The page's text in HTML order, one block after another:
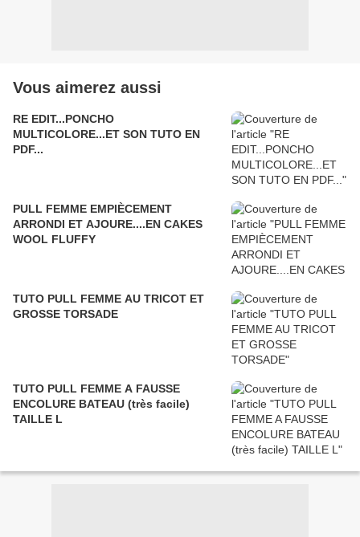
Vous aimerez aussi
RE EDIT...PONCHO
MULTICOLORE...ET SON TUTO EN
PDF...
PULL FEMME EMPIÈCEMENT
ARRONDI ET AJOURE....EN CAKES
WOOL FLUFFY
TUTO PULL FEMME AU TRICOT ET
GROSSE TORSADE
TUTO PULL FEMME A FAUSSE
ENCOLURE BATEAU (très facile)
TAILLE L